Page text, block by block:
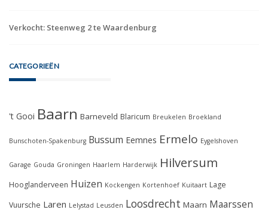
Verkocht: Steenweg 2 te Waardenburg
CATEGORIEËN
't Gooi Baarn Barneveld Blaricum Breukelen Broekland
Bunschoten-Spakenburg Bussum Eemnes Ermelo Eygelshoven
Garage Gouda Groningen Haarlem Harderwijk Hilversum
Hooglanderveen Huizen Kockengen Kortenhoef Kuitaart Lage
Vuursche Laren Lelystad Leusden Loosdrecht Maarn Maarssen